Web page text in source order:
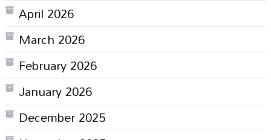
April 2026
March 2026
February 2026
January 2026
December 2025